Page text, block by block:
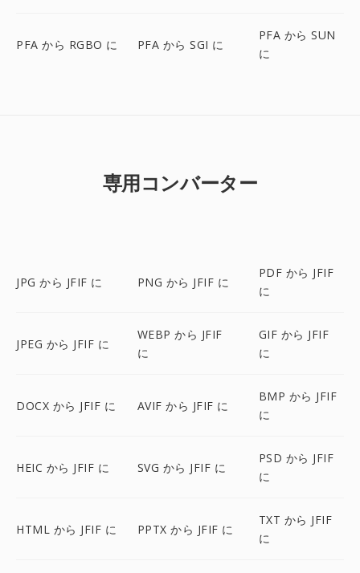
PFA から RGBO に PFA から SGI に
PFA から SUN
に
専用コンバーター
JPG から JFIF に PNG から JFIF に
PDF から JFIF
に
JPEG から JFIF に
WEBP から JFIF
に
GIF から JFIF
に
DOCX から JFIF に AVIF から JFIF に
BMP から JFIF
に
HEIC から JFIF に SVG から JFIF に
PSD から JFIF
に
HTML から JFIF に PPTX から JFIF に
TXT から JFIF
に